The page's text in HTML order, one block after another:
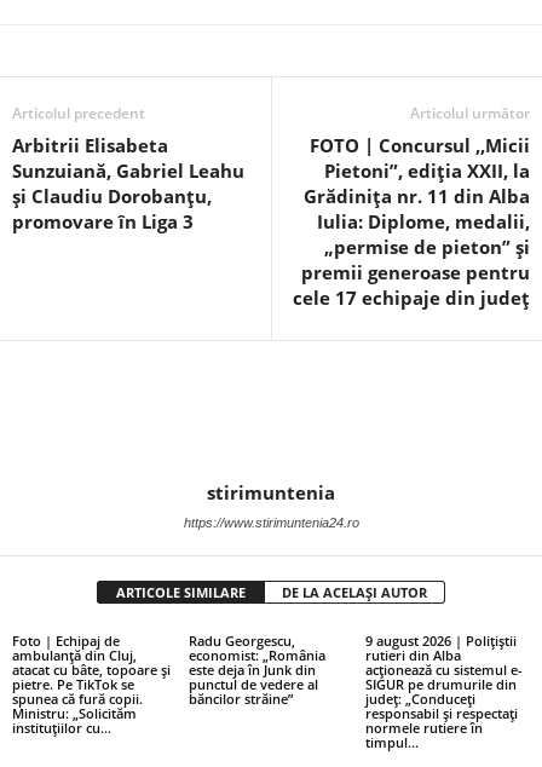
Articolul precedent
Arbitrii Elisabeta
Sunzuiană, Gabriel Leahu
și Claudiu Dorobanțu,
promovare în Liga 3
Articolul următor
FOTO | Concursul ,,Micii
Pietoni”, ediția XXII, la
Grădinița nr. 11 din Alba
Iulia: Diplome, medalii,
„permise de pieton” și
premii generoase pentru
cele 17 echipaje din județ
stirimuntenia
https://www.stirimuntenia24.ro
ARTICOLE SIMILARE DE LA ACELAȘI AUTOR
Foto | Echipaj de
ambulanță din Cluj,
atacat cu bâte, topoare și
pietre. Pe TikTok se
spunea că fură copii.
Ministru: „Solicităm
instituțiilor cu...
Radu Georgescu,
economist: „România
este deja în Junk din
punctul de vedere al
băncilor străine”
9 august 2026 | Polițiștii
rutieri din Alba
acționează cu sistemul e-
SIGUR pe drumurile din
județ: „Conduceți
responsabil și respectați
normele rutiere în
timpul...